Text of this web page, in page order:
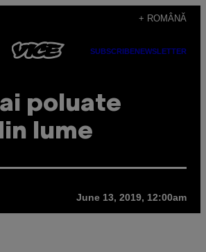
+ ROMÂNĂ
SUBSCRIBENEWSLETTER
poluate
lume
June 13, 2019, 12:00am